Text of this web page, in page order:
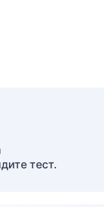
тест.